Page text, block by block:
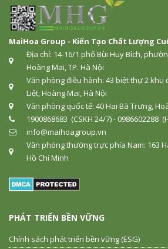
MaiHoa Group - Kiến Tạo Chất Lượng
Địa chỉ: 14-16/1 phố Bùi Huy Bích,
Hoàng Mai, TP. Hà Nội
Văn phòng điều hành: 43 biệt thự 2 khu
Liệt, Hoàng Mai, Hà Nội
Văn phòng quốc tế: 40 Hai Bà Trưng,
1900868683 (CSKH 24/7) - 0986602288
info@maihoagroup.vn
Văn phòng thường trực phía Nam: 163
Hồ Chí Minh
PHÁT TRIỂN BỀN VỮNG
Chính sách phát triển bền vững (ESG)